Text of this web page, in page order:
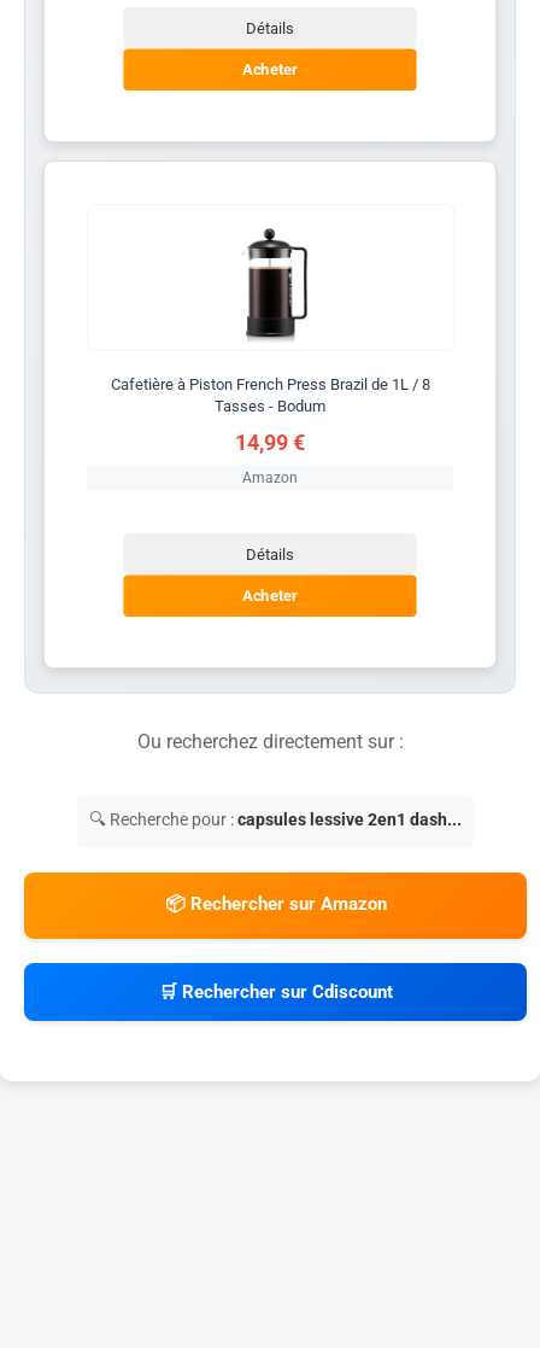
Détails
Acheter
Cafetière à Piston French Press Brazil de 1L / 8
Tasses - Bodum
14,99 €
Amazon
Détails
Acheter
Ou recherchez directement sur :
🔍 Recherche pour :capsules lessive 2en1 dash...
📦 Rechercher sur Amazon
🛒 Rechercher sur Cdiscount